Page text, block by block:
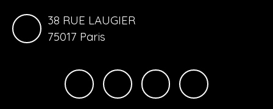
38 RUE LAUGIER
75017 Paris